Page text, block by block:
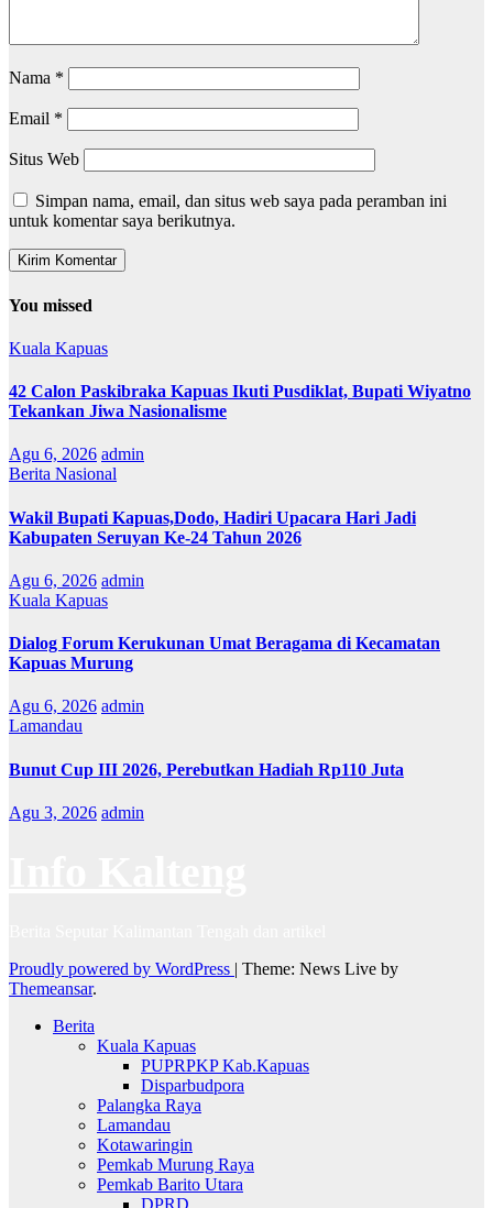
Nama *
Email *
Situs Web
Simpan nama, email, dan situs web saya pada peramban ini
untuk komentar saya berikutnya.
You missed
Kuala Kapuas
42 Calon Paskibraka Kapuas Ikuti Pusdiklat, Bupati Wiyatno
Tekankan Jiwa Nasionalisme
Agu 6, 2026 admin
Berita Nasional
Wakil Bupati Kapuas,Dodo, Hadiri Upacara Hari Jadi
Kabupaten Seruyan Ke-24 Tahun 2026
Agu 6, 2026 admin
Kuala Kapuas
Dialog Forum Kerukunan Umat Beragama di Kecamatan
Kapuas Murung
Agu 6, 2026 admin
Lamandau
Bunut Cup III 2026, Perebutkan Hadiah Rp110 Juta
Agu 3, 2026 admin
Proudly powered by WordPress | Theme: News Live by
Themeansar.
Berita
Kuala Kapuas
PUPRPKP Kab.Kapuas
Disparbudpora
Palangka Raya
Lamandau
Kotawaringin
Pemkab Murung Raya
Pemkab Barito Utara
DPRD